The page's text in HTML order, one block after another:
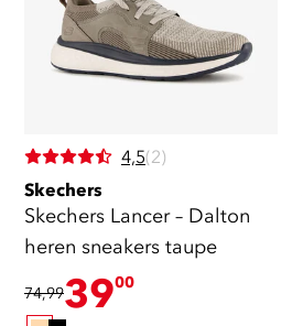
4,5(2)
Skechers
Skechers Lancer – Dalton
heren sneakers taupe
74,993900